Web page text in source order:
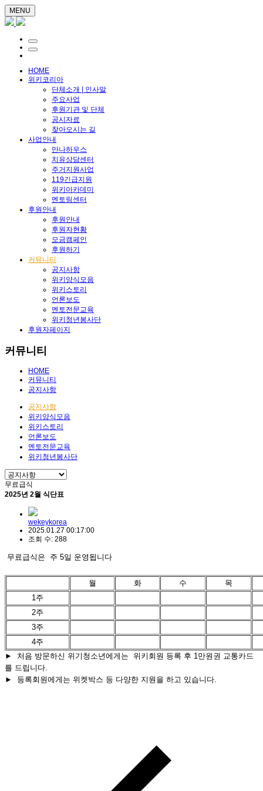
MENU
HOME
위키코리아
단체소개 | 인사말
주요사업
후원기관 및 단체
공시자료
찾아오시는 길
사업안내
만나하우스
치유상담센터
주거지원사업
119긴급지원
위키아카데미
멘토링센터
후원안내
후원안내
후원자현황
모금캠페인
후원하기
커뮤니티
공지사항
위키양식모음
위키스토리
언론보도
멘토전문교육
위키청년봉사단
후원자페이지
커뮤니티
HOME
커뮤니티
공지사항
공지사항
위키양식모음
위키스토리
언론보도
멘토전문교육
위키청년봉사단
무료급식
2025년 2월 식단표
wekeykorea
2025.01.27 00:17:00
조회 수: 288
무료급식은 주 5일 운영됩니다
월 화 수
목
1주
2주
3주
4주
► 처음 방문하신 위기청소년에게는 위키회원 등록 후 1만원권 교통카드
를 드립니다.
► 등록회원에게는 위켓박스 등 다양한 지원을 하고 있습니다.